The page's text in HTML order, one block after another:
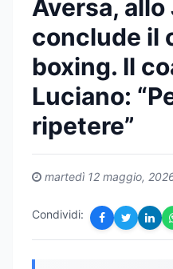
Aversa,
conclude il
boxing. Il
Luciano:
ripetere”
martedì 12 maggio,
Condividi: